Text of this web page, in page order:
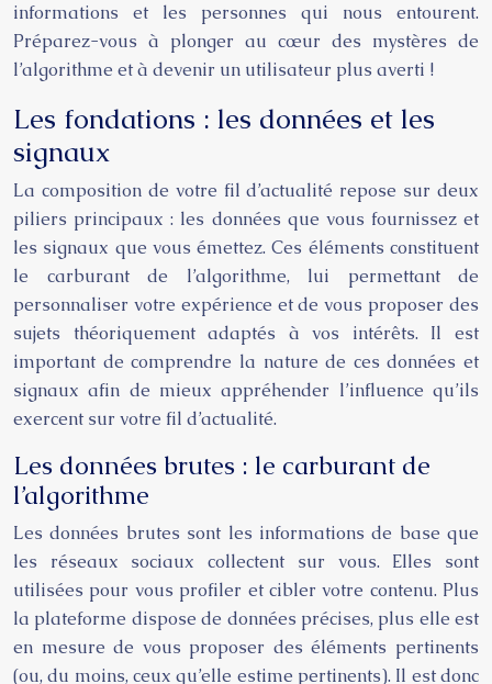
informations et les personnes qui nous entourent.
Préparez-vous à plonger au cœur des mystères de
l’algorithme et à devenir un utilisateur plus averti !
Les fondations : les données et les
signaux
La composition de votre fil d’actualité repose sur deux
piliers principaux : les données que vous fournissez et
les signaux que vous émettez. Ces éléments constituent
le carburant de l’algorithme, lui permettant de
personnaliser votre expérience et de vous proposer des
sujets théoriquement adaptés à vos intérêts. Il est
important de comprendre la nature de ces données et
signaux afin de mieux appréhender l’influence qu’ils
exercent sur votre fil d’actualité.
Les données brutes : le carburant de
l’algorithme
Les données brutes sont les informations de base que
les réseaux sociaux collectent sur vous. Elles sont
utilisées pour vous profiler et cibler votre contenu. Plus
la plateforme dispose de données précises, plus elle est
en mesure de vous proposer des éléments pertinents
(ou, du moins, ceux qu’elle estime pertinents). Il est donc